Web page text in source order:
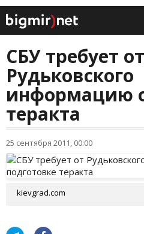
СБУ требует от
Рудьковского
информацию
теракта
25 сентября 2011, 00:00
kievgrad.com